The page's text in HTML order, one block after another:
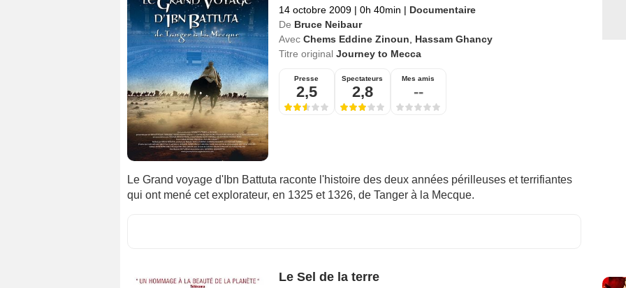
14 octobre 2009 | 0h 40min | Documentaire
De Bruce Neibaur
Avec Chems Eddine Zinoun
Hassam Ghancy
Titre original Journey to Mecca
Presse
2,5
Spectateurs
2,8
Mes amis
--
Le Grand voyage d'Ibn Battuta raconte l'histoire des deux années périlleuses et terrifiantes
qui ont mené cet explorateur, en 1325 et 1326, de Tanger à la Mecque.
Le Sel de la terre